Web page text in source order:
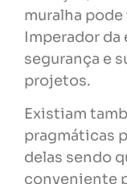
muralha
Imperador da
segurança e
projetos.
Existiam
pragmáticas
delas sendo
conveniente